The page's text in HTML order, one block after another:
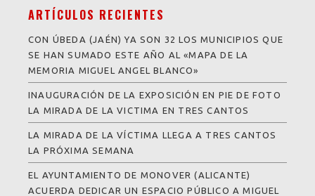
ARTÍCULOS RECIENTES
CON ÚBEDA (JAÉN) YA SON 32 LOS MUNICIPIOS QUE
SE HAN SUMADO ESTE AÑO AL «MAPA DE LA
MEMORIA MIGUEL ANGEL BLANCO»
INAUGURACIÓN DE LA EXPOSICIÓN EN PIE DE FOTO
LA MIRADA DE LA VICTIMA EN TRES CANTOS
LA MIRADA DE LA VÍCTIMA LLEGA A TRES CANTOS
LA PRÓXIMA SEMANA
EL AYUNTAMIENTO DE MONOVER (ALICANTE)
ACUERDA DEDICAR UN ESPACIO PÚBLICO A MIGUEL